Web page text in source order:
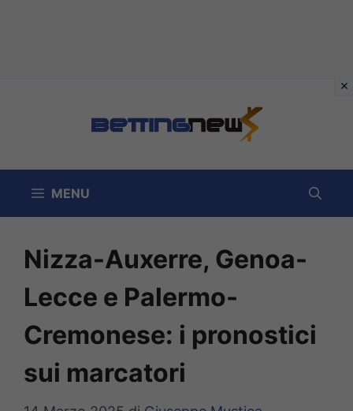
MENU
Nizza-Auxerre, Genoa-
Lecce e Palermo-
Cremonese: i pronostici
sui marcatori